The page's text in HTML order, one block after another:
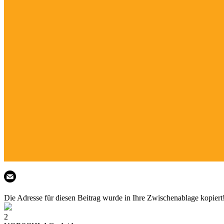
Die Adresse für diesen Beitrag wurde in Ihre Zwischenablage
2